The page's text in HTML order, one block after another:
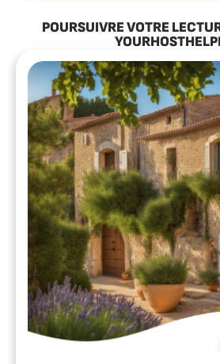
POURSUIVRE VOTRE